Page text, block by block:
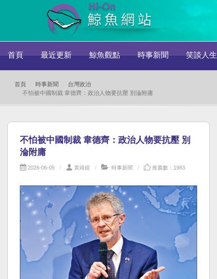
首頁 最近更新 鯨魚觀點 時事新聞 笑談人生
首頁 時事新聞
台灣政治
不怕被中國制裁 韋德齊：政治人物要抗壓 別淪附庸
不怕被中國制裁 韋德齊：政治人物要抗壓 別
淪附庸
2026-06-05 黃靖媗 時事新聞 推薦數：1983